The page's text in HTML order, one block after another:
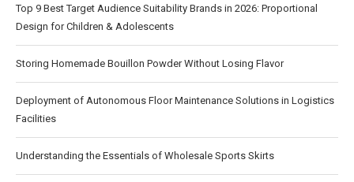
Top 9 Best Target Audience Suitability Brands in 2026: Proportional
Design for Children & Adolescents
Storing Homemade Bouillon Powder Without Losing Flavor
Deployment of Autonomous Floor Maintenance Solutions in Logistics
Facilities
Understanding the Essentials of Wholesale Sports Skirts